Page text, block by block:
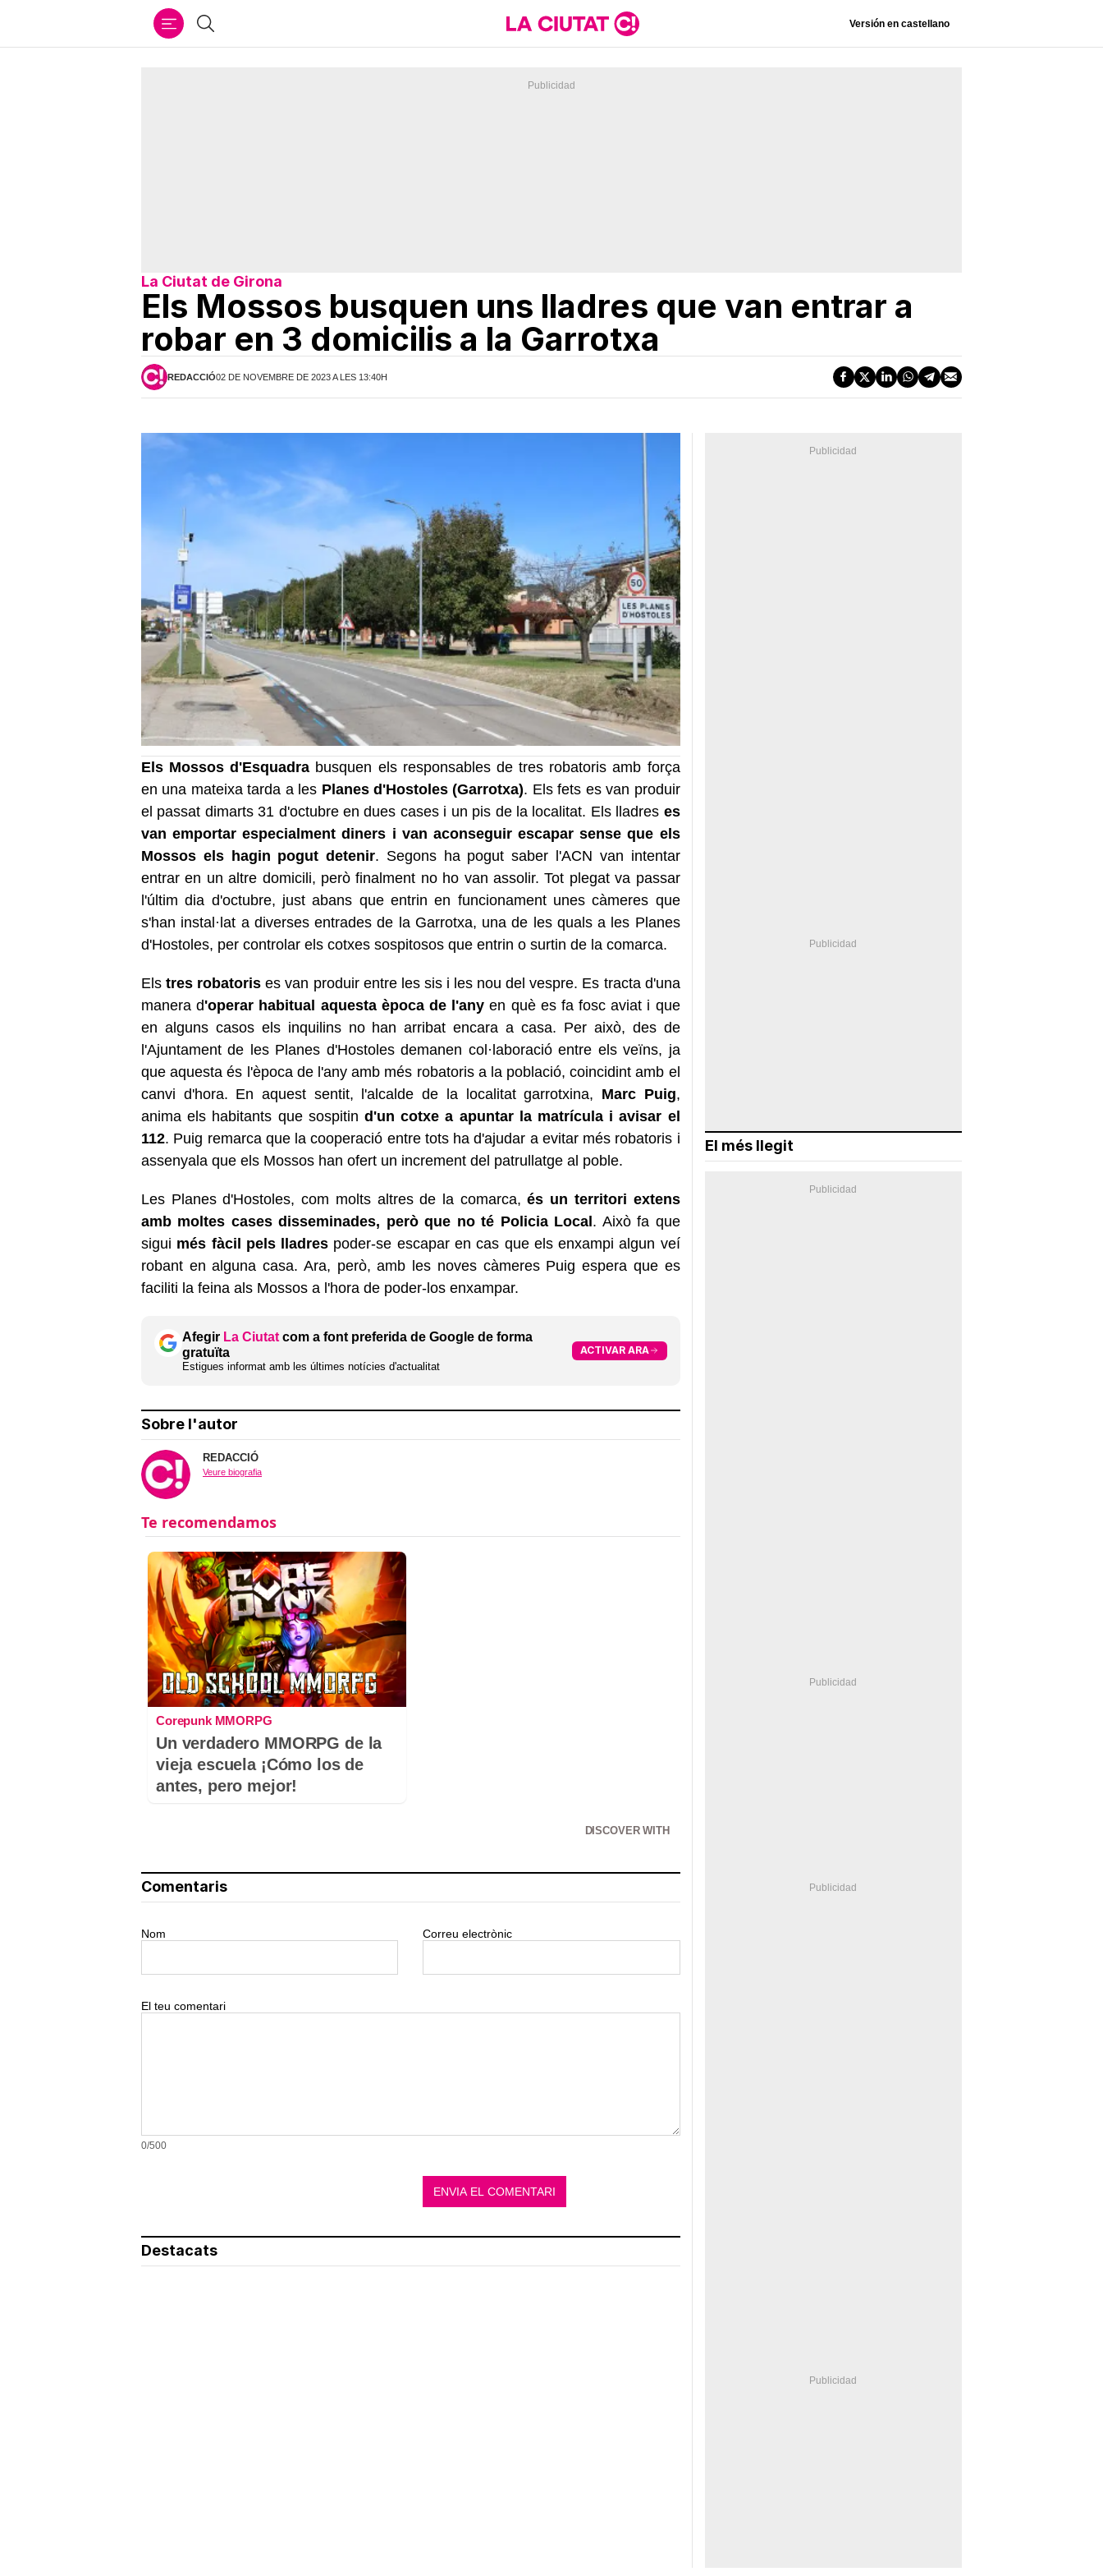
Cercar Versión en castellano
La Ciutat de Girona
Els Mossos busquen uns lladres que van entrar a
robar en 3 domicilis a la Garrotxa
REDACCIÓ02 DE NOVEMBRE DE 2023 A LES 13:40H
Els Mossos d'Esquadra busquen els responsables de tres robatoris amb força
en una mateixa tarda a les Planes d'Hostoles (Garrotxa). Els fets es van produir
el passat dimarts 31 d'octubre en dues cases i un pis de la localitat. Els lladres es
van emportar especialment diners i van aconseguir escapar sense que els
Mossos els hagin pogut detenir. Segons ha pogut saber l'ACN van intentar
entrar en un altre domicili, però finalment no ho van assolir. Tot plegat va passar
l'últim dia d'octubre, just abans que entrin en funcionament unes càmeres que
s'han instal·lat a diverses entrades de la Garrotxa, una de les quals a les Planes
d'Hostoles, per controlar els cotxes sospitosos que entrin o surtin de la comarca.
Elstres robatoris es van produir entre les sis i les nou del vespre. Es tracta d'una
manera d'operar habitual aquesta època de l'any en què es fa fosc aviat i que
en alguns casos els inquilins no han arribat encara a casa. Per això, des de
l'Ajuntament de les Planes d'Hostoles demanen col·laboració entre els veïns, ja
que aquesta és l'època de l'any amb més robatoris a la població, coincidint amb el
canvi d'hora. En aquest sentit, l'alcalde de la localitat garrotxina, Marc Puig,
anima els habitants que sospitind'un cotxe a apuntar la matrícula i avisar el
112. Puig remarca que la cooperació entre tots ha d'ajudar a evitar més robatoris i
assenyala que els Mossos han ofert un increment del patrullatge al poble.
Les Planes d'Hostoles, com molts altres de la comarca, és un territori extens
amb moltes cases disseminades, però que no té Policia Local. Això fa que
sigui més fàcil pels lladres poder-se escapar en cas que els enxampi algun veí
robant en alguna casa. Ara, però, amb les noves càmeres Puig espera que es
faciliti la feina als Mossos a l'hora de poder-los enxampar.
Afegir La Ciutat com a font preferida de Google de forma
gratuïta
Estigues informat amb les últimes notícies d'actualitat
ACTIVAR ARA
Sobre l'autor
REDACCIÓ
Veure biografia
Corepunk MMORPG
Un verdadero MMORPG de la
vieja escuela ¡Cómo los de
antes, pero mejor!
DISCOVER WITH
Comentaris
Nom Correu electrònic
El teu comentari
0/500
Destacats
El més llegit